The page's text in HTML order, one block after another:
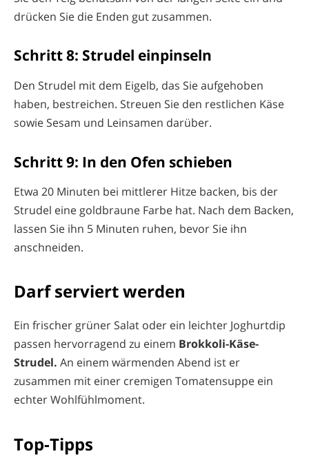
drücken Sie die Enden gut zusammen.
Schritt 8: Strudel einpinseln
Den Strudel mit dem Eigelb, das Sie aufgehoben
haben, bestreichen. Streuen Sie den restlichen Käse
sowie Sesam und Leinsamen darüber.
Schritt 9: In den Ofen schieben
Etwa 20 Minuten bei mittlerer Hitze backen, bis der
Strudel eine goldbraune Farbe hat. Nach dem Backen,
lassen Sie ihn 5 Minuten ruhen, bevor Sie ihn
anschneiden.
Darf serviert werden
Ein frischer grüner Salat oder ein leichter Joghurtdip
passen hervorragend zu einem Brokkoli-Käse-
Strudel. An einem wärmenden Abend ist er
zusammen mit einer cremigen Tomatensuppe ein
echter Wohlfühlmoment.
Top-Tipps